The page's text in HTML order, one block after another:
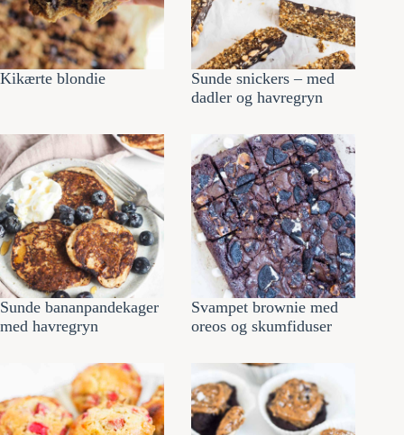
Kikærte blondie
Sunde snickers – med
dadler og havregryn
Sunde bananpandekager
med havregryn
Svampet brownie med
oreos og skumfiduser